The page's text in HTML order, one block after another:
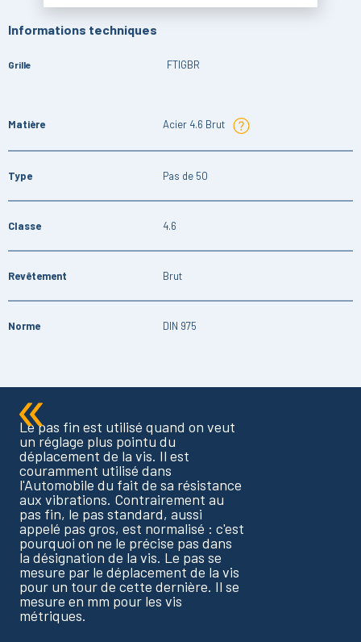
Informations techniques
Grille FTIGBR
Matière Acier 4.6 Brut
Type Pas de 50
Classe 4.6
Revêtement Brut
Norme DIN 975
Le pas fin est utilisé quand on veut
un réglage plus pointu du
déplacement de la vis. Il est
couramment utilisé dans
l'Automobile du fait de sa résistance
aux vibrations. Contrairement au
pas fin, le pas standard, aussi
appelé pas gros, est normalisé : c'est
pourquoi on ne le précise pas dans
la désignation de la vis. Le pas se
mesure par le déplacement de la vis
pour un tour de cette dernière. Il se
mesure en mm pour les vis
métriques.